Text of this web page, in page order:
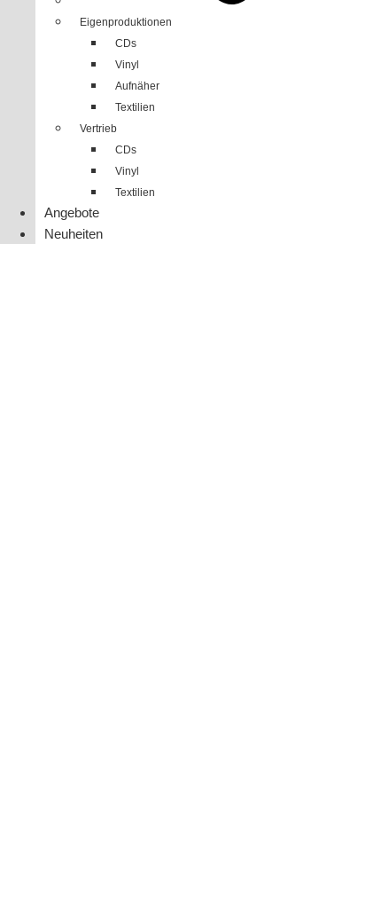
Eigenproduktionen
CDs
Vinyl
Aufnäher
Textilien
Vertrieb
CDs
Vinyl
Textilien
Angebote
Neuheiten